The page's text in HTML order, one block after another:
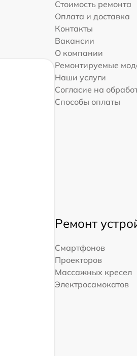
Стоимость ремонта
Оплата и доставка
Контакты
Вакансии
О компании
Ремонтируемые
Наши услуги
Согласие на
Способы оплаты
Ремонт
Смартфонов
Проекторов
Массажных кресел
Электросамокатов